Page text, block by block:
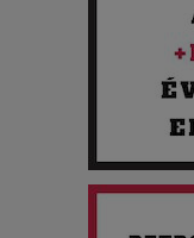
Les 3 meilleures
Quand l'Opéra
Paradoxe qui Chante